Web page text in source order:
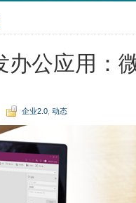
办公应用：
企业2.0 动态